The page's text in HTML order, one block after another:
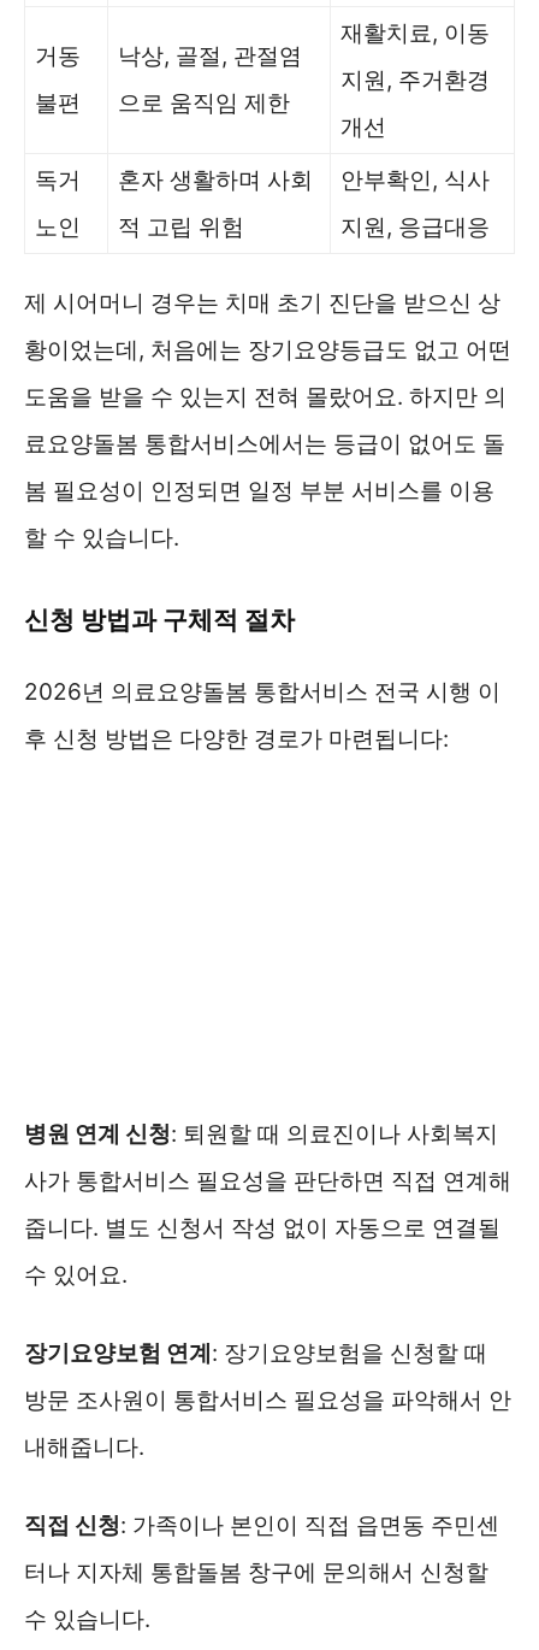
거동
불편
낙상, 골절, 관절염
으로 움직임 제한
재활치료, 이동
지원, 주거환경
개선
독거
노인
혼자 생활하며 사회
적 고립 위험
안부확인, 식사
지원, 응급대응
제 시어머니 경우는 치매 초기 진단을 받으신 상
황이었는데, 처음에는 장기요양등급도 없고 어떤
도움을 받을 수 있는지 전혀 몰랐어요. 하지만 의
료요양돌봄 통합서비스에서는 등급이 없어도 돌
봄 필요성이 인정되면 일정 부분 서비스를 이용
할 수 있습니다.
신청 방법과 구체적 절차
2026년 의료요양돌봄 통합서비스 전국 시행 이
후 신청 방법은 다양한 경로가 마련됩니다:
병원 연계 신청: 퇴원할 때 의료진이나 사회복지
사가 통합서비스 필요성을 판단하면 직접 연계해
줍니다. 별도 신청서 작성 없이 자동으로 연결될
수 있어요.
장기요양보험 연계 : 장기요양보험을 신청할 때
방문 조사원이 통합서비스 필요성을 파악해서 안
내해줍니다.
직접 신청: 가족이나 본인이 직접 읍면동 주민센
터나 지자체 통합돌봄 창구에 문의해서 신청할
수 있습니다.